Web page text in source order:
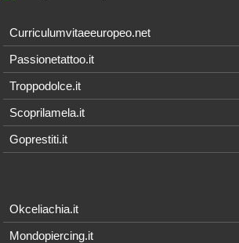
Curriculumvitaeeuropeo.net
Passionetattoo.it
Troppodolce.it
Scoprilamela.it
Goprestiti.it
Okceliachia.it
Mondopiercing.it